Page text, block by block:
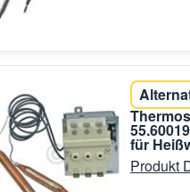
für
Produkt